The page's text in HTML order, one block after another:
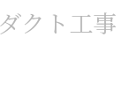
クト工事